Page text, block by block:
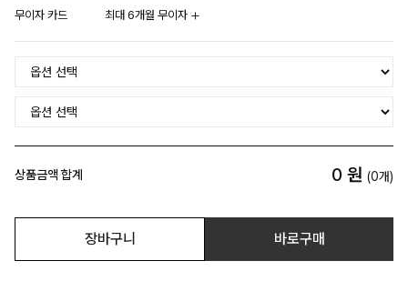
무이자 카드 최대 6개월 무이자
상품금액 합계 0 원 (0개)
장바구니 바로구매